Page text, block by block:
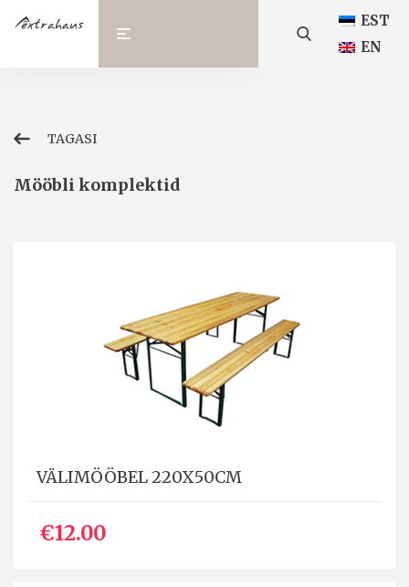
EST
EN
TAGASI
Mööbli komplektid
VÄLIMÖÖBEL 220X50CM
€12.00